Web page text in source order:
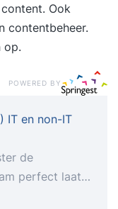
Ook
contentbeheer.
op.
POWERED BY
IT en non-IT
de
perfect laat
Scrum